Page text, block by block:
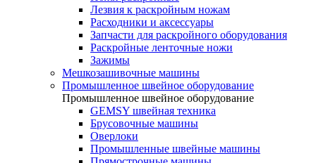
Лезвия к раскройным ножам
Расходники и аксессуары
Запчасти для раскройного оборудования
Раскройные ленточные ножи
Зажимы
Мешкозашивочные машины
Промышленное швейное оборудование
Промышленное швейное оборудование
GEMSY швейная техника
Брусовочные машины
Оверлоки
Промышленные швейные машины